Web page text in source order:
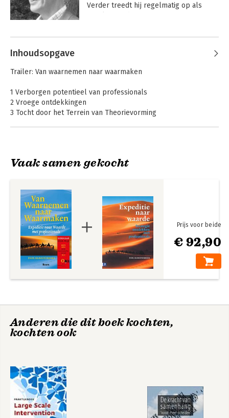
Verder treedt hij regelmatig op als
winnaar van de Professionele Publicatie
uit het boek 'Voor de verandering'. Paul
is sinds 1992 partner van CORDES
Organisatie Advies en Ontwikkeling in
Amsterdam (www.cordes.nl).
Andere boeken door Paul
Kloosterboer
Expeditie naar
Bekijk alle boeken
Inhoudsopgave
Trailer: Van waarnemen naar waarmaken
1 Verborgen potentieel van professionals
2 Vroege ontdekkingen
3 Tocht door het Terrein van Theorievorming
Noten
Literatuur
Index
Vaak samen gekocht
€ 92,90
Prijs voor beide
Anderen die dit boek kochten,
kochten ook